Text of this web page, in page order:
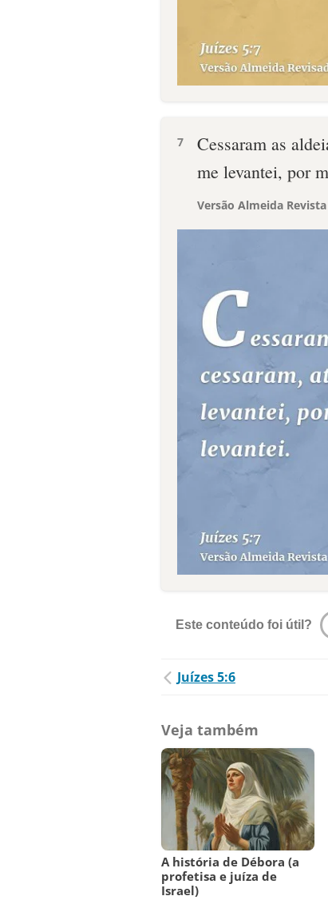
7
Cessaram as
me levantei, por
Versão Almeida
Este conteúdo foi útil?
Juízes 5:6
Veja também
A história de Débora (a
profetisa e juíza de
Israel)